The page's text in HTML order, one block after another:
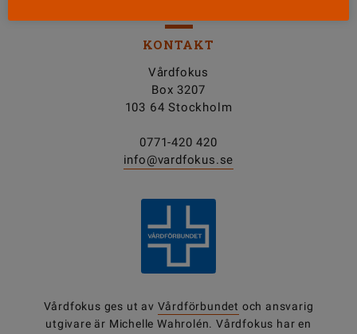
KONTAKT
Vårdfokus
Box 3207
103 64 Stockholm
0771-420 420
info@vardfokus.se
Vårdfokus ges ut av Vårdförbundet och ansvarig
utgivare är Michelle Wahrolén. Vårdfokus har en